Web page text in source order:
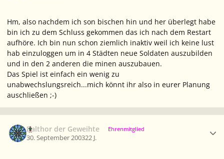
Hm, also nachdem ich son bischen hin und her überlegt habe
bin ich zu dem Schluss gekommen das ich nach dem Restart
aufhöre. Ich bin nun schon ziemlich inaktiv weil ich keine lust
hab einzuloggen um in 4 Städten neue Soldaten auszubilden
und in den 2 anderen die minen auszubauen.
Das Spiel ist einfach ein wenig zu
unabwechslungsreich...mich könnt ihr also in eurer Planung
auschließen ;-)
Balthor der Geweihte Ehrenmitglied
30. September 200322 J.